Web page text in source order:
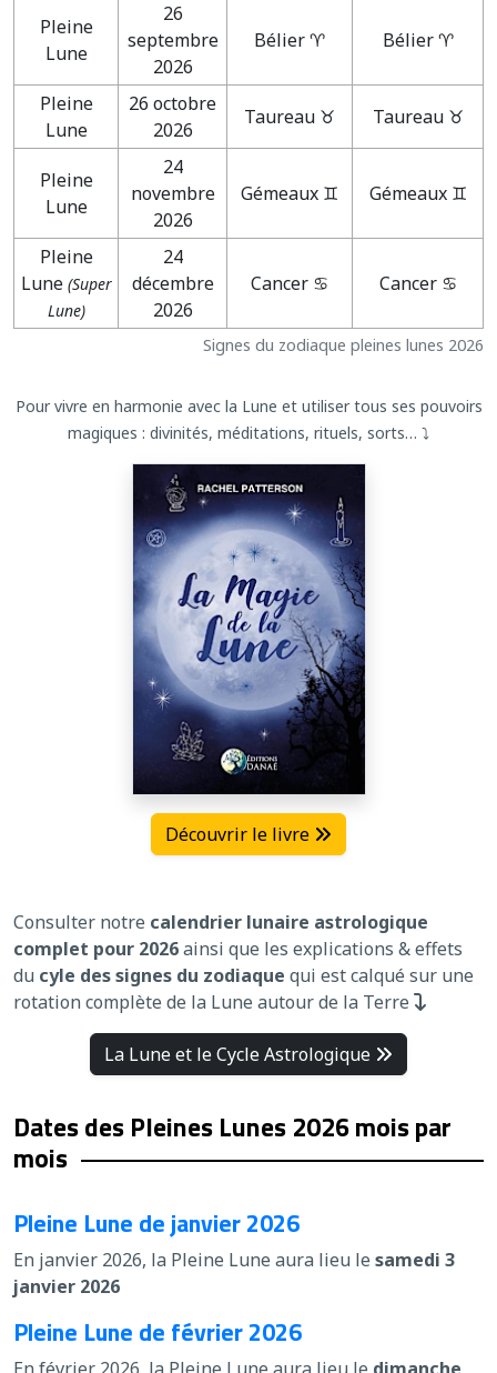
Signes du zodiaque pleines lunes 2026
Pleine
Lune
26
septembre
2026
Bélier ♈ Bélier ♈
Pleine
Lune
26 octobre
2026
Taureau ♉ Taureau ♉
Pleine
Lune
24
novembre
2026
Gémeaux ♊ Gémeaux ♊
Pleine
Lune (Super
Lune)
24
décembre
2026
Cancer ♋ Cancer ♋
Pour vivre en harmonie avec la Lune et utiliser tous ses pouvoirs
magiques : divinités, méditations, rituels, sorts… ⤵
Découvrir le livre
Consulter notre calendrier lunaire astrologique
complet pour 2026ainsi que les explications & effets
du cyle des signes du zodiaque qui est calqué sur une
rotation complète de la Lune autour de la Terre
La Lune et le Cycle Astrologique
Dates des Pleines Lunes 2026 mois par
mois
Pleine Lune de janvier 2026
En janvier 2026, la Pleine Lune aura lieu le samedi 3
janvier 2026
Pleine Lune de février 2026